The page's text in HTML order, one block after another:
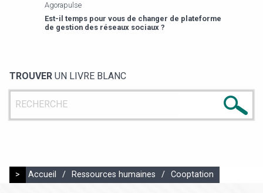
Agorapulse
Est-il temps pour vous de changer de plateforme
de gestion des réseaux sociaux ?
TROUVER UN LIVRE BLANC
> Accueil / Ressources humaines / Cooptation